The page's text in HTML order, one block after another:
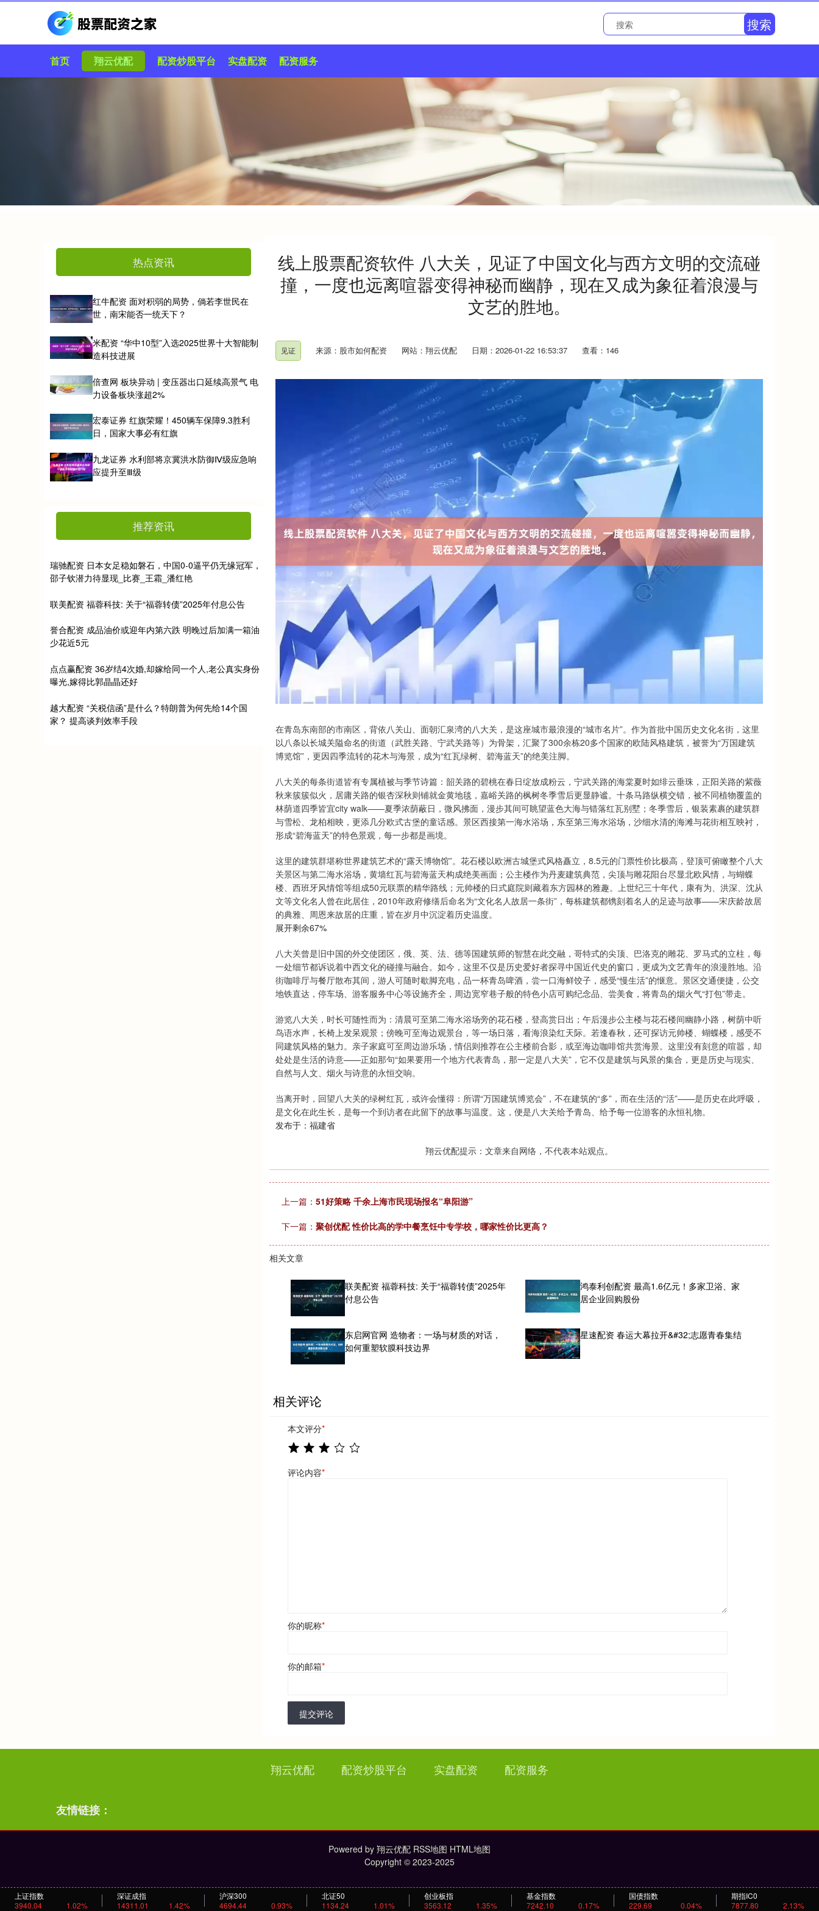
搜索
首页 翔云优配 配资炒股平台 实盘配资 配资服务
线上股票配资软件 八大关，见证了中国文化与西方文明的交流碰
撞，一度也远离喧嚣变得神秘而幽静，现在又成为象征着浪漫与
文艺的胜地。
见证 来源：股市如何配资 网站：翔云优配 日期：2026-01-22 16:53:37 查看：146
在青岛东南部的市南区，背依八关山、面朝汇泉湾的八大关，是这座城市最浪漫的“城市名片”。作为首批中国历史文化名街，这里
以八条以长城关隘命名的街道（武胜关路、宁武关路等）为骨架，汇聚了300余栋20多个国家的欧陆风格建筑，被誉为“万国建筑
博览馆”，更因四季流转的花木与海景，成为“红瓦绿树、碧海蓝天”的绝美注脚。
八大关的每条街道皆有专属植被与季节诗篇：韶关路的碧桃在春日绽放成粉云，宁武关路的海棠夏时如绯云垂珠，正阳关路的紫薇
秋来簇簇似火，居庸关路的银杏深秋则铺就金黄地毯，嘉峪关路的枫树冬季雪后更显静谧。十条马路纵横交错，被不同植物覆盖的
林荫道四季皆宜city walk——夏季浓荫蔽日，微风拂面，漫步其间可眺望蓝色大海与错落红瓦别墅；冬季雪后，银装素裹的建筑群
与雪松、龙柏相映，更添几分欧式古堡的童话感。景区西接第一海水浴场，东至第三海水浴场，沙细水清的海滩与花街相互映衬，
形成“碧海蓝天”的特色景观，每一步都是画境。
这里的建筑群堪称世界建筑艺术的“露天博物馆”。花石楼以欧洲古城堡式风格矗立，8.5元的门票性价比极高，登顶可俯瞰整个八大
关景区与第二海水浴场，黄墙红瓦与碧海蓝天构成绝美画面；公主楼作为丹麦建筑典范，尖顶与雕花阳台尽显北欧风情，与蝴蝶
楼、西班牙风情馆等组成50元联票的精华路线；元帅楼的日式庭院则藏着东方园林的雅趣。上世纪三十年代，康有为、洪深、沈从
文等文化名人曾在此居住，2010年政府修缮后命名为“文化名人故居一条街”，每栋建筑都镌刻着名人的足迹与故事——宋庆龄故居
的典雅、周恩来故居的庄重，皆在岁月中沉淀着历史温度。
展开剩余67%
八大关曾是旧中国的外交使团区，俄、英、法、德等国建筑师的智慧在此交融，哥特式的尖顶、巴洛克的雕花、罗马式的立柱，每
一处细节都诉说着中西文化的碰撞与融合。如今，这里不仅是历史爱好者探寻中国近代史的窗口，更成为文艺青年的浪漫胜地。沿
街咖啡厅与餐厅散布其间，游人可随时歇脚充电，品一杯青岛啤酒，尝一口海鲜饺子，感受“慢生活”的惬意。景区交通便捷，公交
地铁直达，停车场、游客服务中心等设施齐全，周边宽窄巷子般的特色小店可购纪念品、尝美食，将青岛的烟火气“打包”带走。
游览八大关，时长可随性而为：清晨可至第二海水浴场旁的花石楼，登高赏日出；午后漫步公主楼与花石楼间幽静小路，树荫中听
鸟语水声，长椅上发呆观景；傍晚可至海边观景台，等一场日落，看海浪染红天际。若逢春秋，还可探访元帅楼、蝴蝶楼，感受不
同建筑风格的魅力。亲子家庭可至周边游乐场，情侣则推荐在公主楼前合影，或至海边咖啡馆共赏海景。这里没有刻意的喧嚣，却
处处是生活的诗意——正如那句“如果要用一个地方代表青岛，那一定是八大关”，它不仅是建筑与风景的集合，更是历史与现实、
自然与人文、烟火与诗意的永恒交响。
当离开时，回望八大关的绿树红瓦，或许会懂得：所谓“万国建筑博览会”，不在建筑的“多”，而在生活的“活”——是历史在此呼吸，
是文化在此生长，是每一个到访者在此留下的故事与温度。这，便是八大关给予青岛、给予每一位游客的永恒礼物。
发布于：福建省
翔云优配提示：文章来自网络，不代表本站观点。
上一篇： 51好策略 千余上海市民现场报名“阜阳游”
下一篇： 聚创优配 性价比高的学中餐烹饪中专学校，哪家性价比更高？
相关文章
联美配资 福蓉科技: 关于“福蓉转债”2025年
付息公告
鸿泰利创配资 最高1.6亿元！多家卫浴、家
居企业回购股份
东启网官网 造物者：一场与材质的对话，
如何重塑软膜科技边界
星速配资 春运大幕拉开&#32;志愿青春集结
相关评论
本文评分*
评论内容*
你的昵称*
你的邮箱*
提交评论
热点资讯
红牛配资 面对积弱的局势，倘若李世民在
世，南宋能否一统天下？
米配资 “华中10型”入选2025世界十大智能制
造科技进展
倍查网 板块异动 | 变压器出口延续高景气 电
力设备板块涨超2%
宏泰证券 红旗荣耀！450辆车保障9.3胜利
日，国家大事必有红旗
九龙证券 水利部将京冀洪水防御Ⅳ级应急响
应提升至Ⅲ级
推荐资讯
瑞驰配资 日本女足稳如磐石，中国0-0逼平仍无缘冠军，
邵子钦潜力待显现_比赛_王霜_潘红艳
联美配资 福蓉科技: 关于“福蓉转债”2025年付息公告
誉合配资 成品油价或迎年内第六跌 明晚过后加满一箱油
少花近5元
点点赢配资 36岁结4次婚,却嫁给同一个人,老公真实身份
曝光,嫁得比郭晶晶还好
越大配资 “关税信函”是什么？特朗普为何先给14个国
家？ 提高谈判效率手段
上证指数
3940.04
1.02%
深证成指
14311.01
1.42%
沪深300
4694.44
0.93%
北证50
1134.24
1.01%
创业板指
3563.12
1.35%
基金指数
7242.10
0.17%
国债指数
229.69
0.04%
期指IC0
7877.80
2.13%
翔云优配 配资炒股平台 实盘配资 配资服务
友情链接：
Powered by 翔云优配 RSS地图 HTML地图
Copyright © 2023-2025